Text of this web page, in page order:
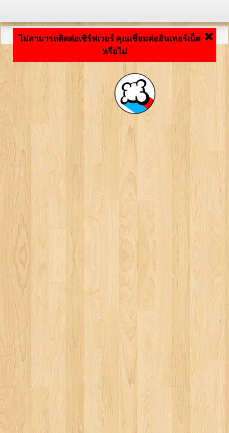
ไม่สามารถติดต่อเซิร์ฟเวอร์ คุณเชื่อมต่ออินเทอร์เน็ต
หรือไม่
กำลังโหลดแอปพลิเคชัน ... ...